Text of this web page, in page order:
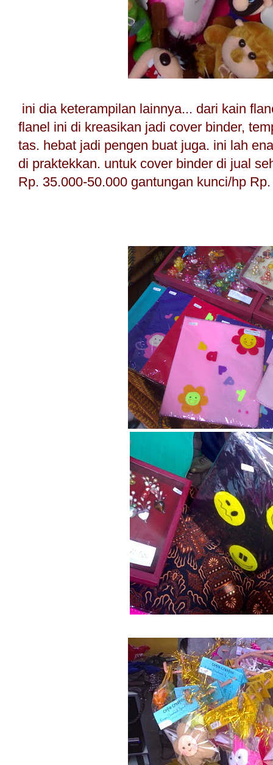
ini dia keterampilan lainnya... dari kain
flanel ini di kreasikan jadi cover binder,
tas. hebat jadi pengen buat juga. ini lah
di praktekkan. untuk cover binder di jual
Rp. 35.000-50.000 gantungan kunci/hp